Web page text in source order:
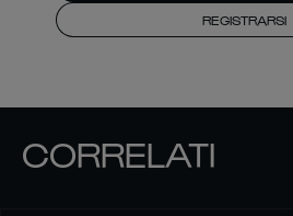
REGISTRARSI
CORRELATI